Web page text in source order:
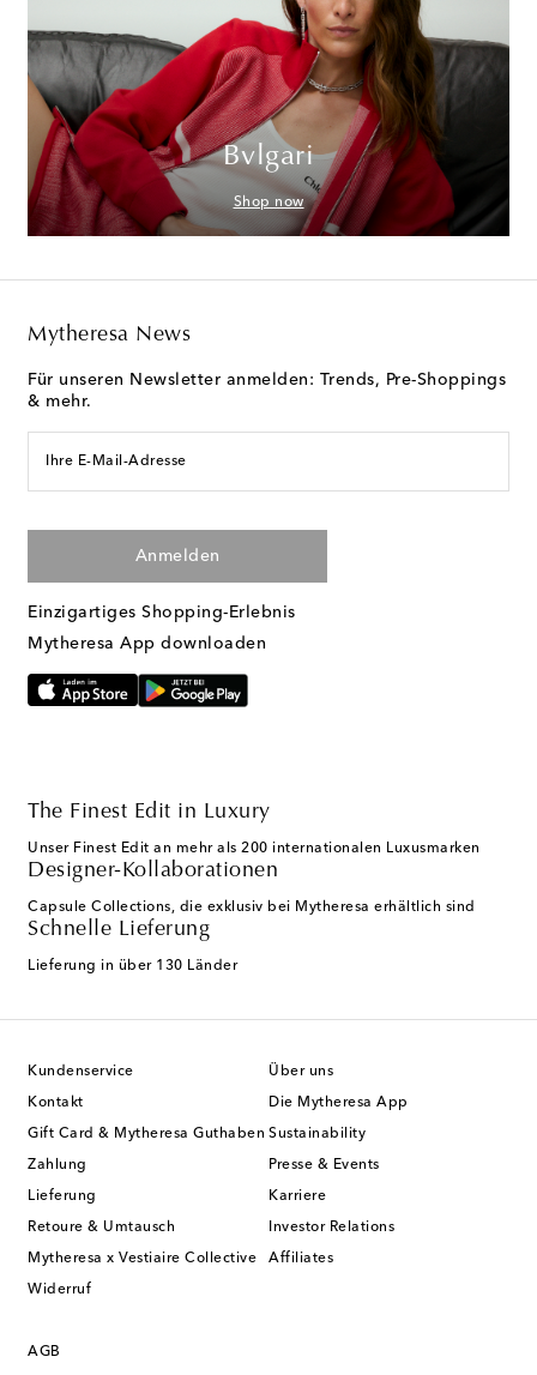
Bvlgari
Shop now
Mytheresa News
Für unseren Newsletter anmelden: Trends, Pre-Shoppings
& mehr.
Ihre E-Mail-Adresse
Anmelden
Einzigartiges Shopping-Erlebnis
Mytheresa App downloaden
The Finest Edit in Luxury
Unser Finest Edit an mehr als 200 internationalen Luxusmarken
Designer-Kollaborationen
Capsule Collections, die exklusiv bei Mytheresa erhältlich sind
Schnelle Lieferung
Lieferung in über 130 Länder
Kundenservice
Kontakt
Gift Card & Mytheresa Guthaben
Zahlung
Lieferung
Retoure & Umtausch
Mytheresa x Vestiaire Collective
Widerruf
Über uns
Die Mytheresa App
Sustainability
Presse & Events
Karriere
Investor Relations
Affiliates
AGB